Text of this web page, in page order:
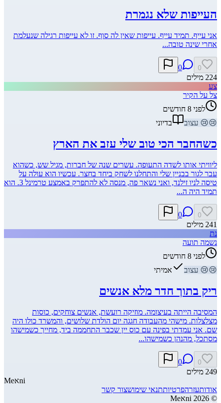
העייפות שלא נגמרת
אני עייף. תמיד עייף. עייפות שאין לה סוף. זו לא עייפות רגילה שנעלמת
אחרי שינה טובה...
0
0
224 מילים
צע
צל על הקיר
לפני 8 חודשים
😢
😢 עצוב בדיוני
כשהחבר הכי טוב שלי עזב את הארץ
ליוויתי אותו לשדה התעופה. עשרים שנה של חברות, מגיל שש, כשהוא
עבר לגור בבניין שלי והתחלנו לשחק ביחד בחצר. עכשיו הוא עולה על
טיסה לניו זילנד, ואני נשאר פה, מנסה לא להתפרק באמצע טרמינל 3. הוא
תמיד היה ה...
0
0
241 מילים
נת
נשמה תועה
לפני 8 חודשים
😢
😢 עצוב אמיתי
ריק בתוך חדר מלא אנשים
המסיבה הייתה בעיצומה. מוזיקה רועשת, אנשים צוחקים, כוסות
מצלצלות. מישהי מהעבודה חגגה יום הולדת שלושים, והמשרד כולו היה
שם. אני עמדתי בפינה עם כוס יין שכבר התחממה ביד, מחייך כשמישהו
מסתכל, מהנהן כשמישהו...
0
0
249 מילים
Meאni
אודותעזרהפרטיותתנאי שימושצור קשר
©
2026 Meאni